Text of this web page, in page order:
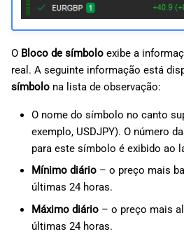
O Bloco de símbolo exibe a
real. A seguinte informação está
símbolo na lista de observação:
O nome do símbolo no canto
exemplo, USDJPY). O número
para este símbolo é exibido ao
Mínimo diário– o preço mais
últimas 24 horas.
Máximo diário– o preço mais
últimas 24 horas.